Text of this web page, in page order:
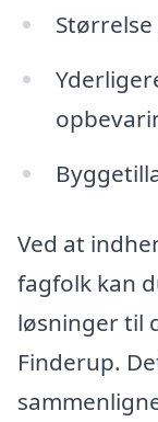
Ved at
fagfolk kan
løsninger til
Finderup.